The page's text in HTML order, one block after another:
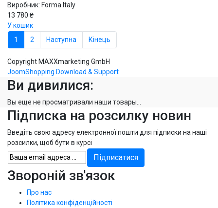
Виробник: Forma Italy
13 780 ₴
У кошик
1
2 Наступна Кінець
Copyright MAXXmarketing GmbH
JoomShopping Download & Support
Ви дивилися:
Вы еще не просматривали наши товары...
Підписка на розсилку новин
Введіть свою адресу електронної пошти для підписки на наші
розсилки, щоб бути в курсі
Звороній зв'язок
Про нас
Політика конфіденційності